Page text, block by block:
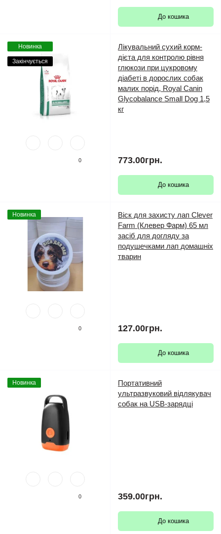
До кошика
Новинка
Закінчується
0
Лікувальний сухий корм-
дієта для контролю рівня
глюкози при цукровому
діабеті в дорослих собак
малих порід, Royal Canin
Glycobalance Small Dog 1,5
кг
773.00грн.
До кошика
Новинка
0
Віск для захисту лап Clever
Farm (Клевер Фарм) 65 мл
засіб для догляду за
подушечками лап домашніх
тварин
127.00грн.
До кошика
Новинка
0
Портативний
ультразвуковий відлякувач
собак на USB-зарядці
359.00грн.
До кошика